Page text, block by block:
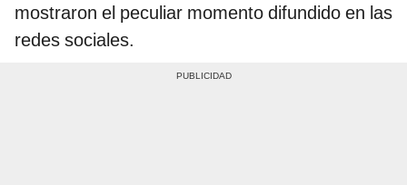
mostraron el peculiar momento difundido en las
redes sociales.